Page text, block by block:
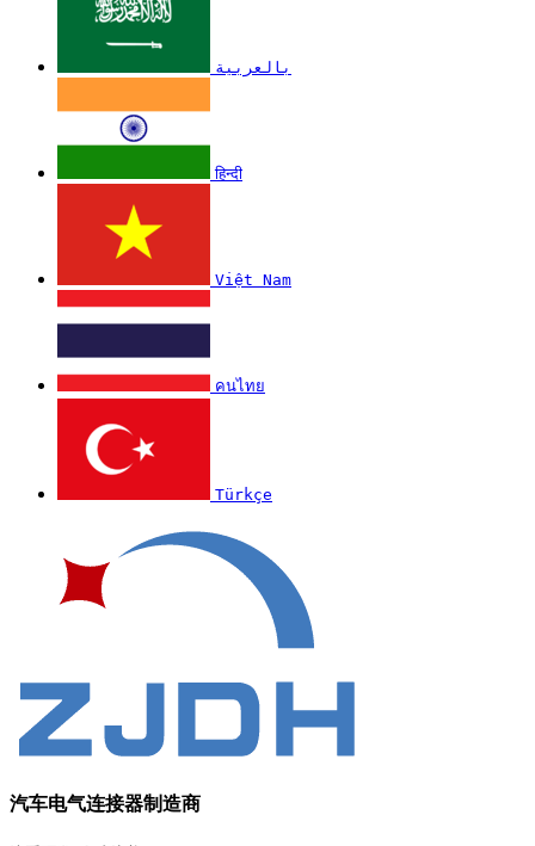
بالعربية
हिन्दी
Việt Nam
คนไทย
Türkçe
汽车电气连接器制造商